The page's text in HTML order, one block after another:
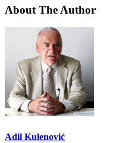
About The Author
Adil Kulenović